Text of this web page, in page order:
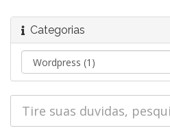
Categorias